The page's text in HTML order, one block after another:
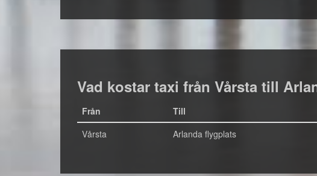
Vad kostar taxi från Vårsta till
Från Till
Vårsta
Arlanda flygplats